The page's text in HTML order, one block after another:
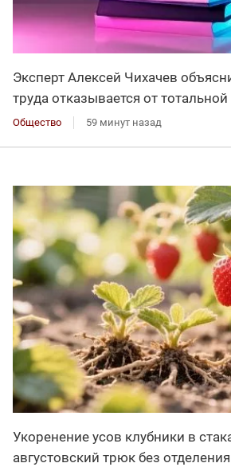
Эксперт Алексей Чихачев
труда отказывается от
Общество 59 минут назад
Укоренение усов клубники в
августовский трюк без